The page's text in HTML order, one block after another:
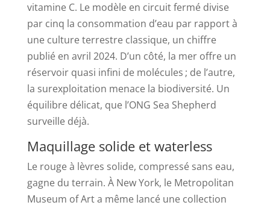
vitamine C. Le modèle en circuit fermé divise
par cinq la consommation d’eau par rapport à
une culture terrestre classique, un chiffre
publié en avril 2024. D’un côté, la mer offre un
réservoir quasi infini de molécules ; de l’autre,
la surexploitation menace la biodiversité. Un
équilibre délicat, que l’ONG Sea Shepherd
surveille déjà.
Maquillage solide et waterless
Le rouge à lèvres solide, compressé sans eau,
gagne du terrain. À New York, le Metropolitan
Museum of Art a même lancé une collection